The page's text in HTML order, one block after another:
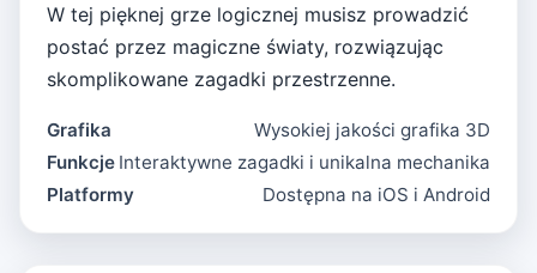
W tej pięknej grze logicznej musisz prowadzić
postać przez magiczne światy, rozwiązując
skomplikowane zagadki przestrzenne.
Grafika
Wysokiej jakości grafika 3D
Funkcje Interaktywne zagadki i unikalna mechanika
Platformy
Dostępna na iOS i Android